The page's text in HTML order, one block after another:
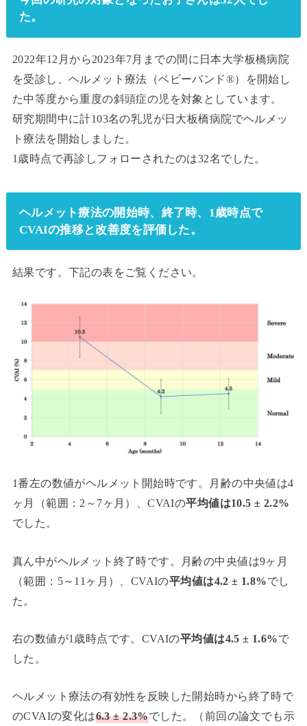
た。
2022年12月から2023年7月までの間に日本大学板橋病院
を受診し、ヘルメット療法（ベビーバンド®）を開始し
た中等度から重度の斜頭症の児を対象としています。
研究期間中に計103名の乳児が日大板橋病院でヘルメッ
ト療法を開始しました。
1歳時点で再診しフォローされたのは32名でした。
ヘルメット療法の開始時、終了時、1歳時点で
CVAIの推移と改善度を評価した。
結果です。下記の表をご覧ください。
1番左の数値がヘルメット開始時です。月齢の中央値は4
ヶ月（範囲：2～7ヶ月）、CVAIの平均値は10.5 ± 2.2%
でした。
真ん中がヘルメット終了時です。月齢の中央値は9ヶ月
（範囲：5～11ヶ月）、CVAIの平均値は4.2 ± 1.8%でし
た。
右の数値が1歳時点です。CVAIの平均値は4.5 ± 1.6%で
した。
ヘルメット療法の有効性を反映した開始時から終了時で
のCVAIの変化は6.3 ± 2.3%でした。（前回の論文でも示